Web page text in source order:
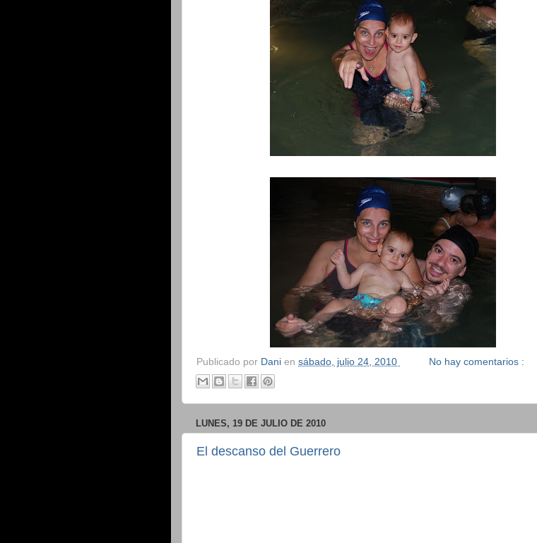
Publicado por Dani en sábado, julio 24, 2010 No hay comentarios :
LUNES, 19 DE JULIO DE 2010
El descanso del Guerrero